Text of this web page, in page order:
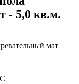
- 5,0 кв.м.
мат